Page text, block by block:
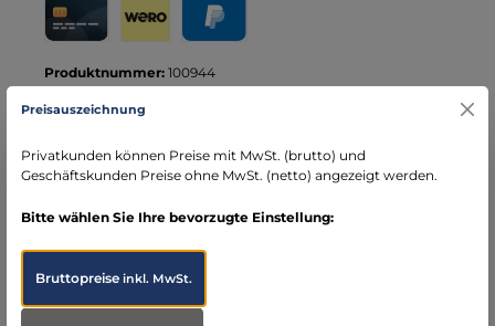
Produktnummer: 100944
Ihre Vorteile bei MBS
DE)
Bereich Notfallmedizin
Preisauszeichnung
Privatkunden können Preise mit MwSt. (brutto) und
Geschäftskunden Preise ohne MwSt. (netto) angezeigt werden.
Bitte wählen Sie Ihre bevorzugte Einstellung:
Bruttopreiseinkl. MwSt.